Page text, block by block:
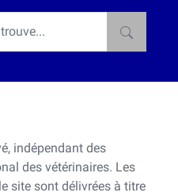
indépendant des
des vétérinaires. Les
site sont délivrées à titre